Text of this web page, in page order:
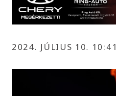
2024. JÚLIUS 10. 10:41